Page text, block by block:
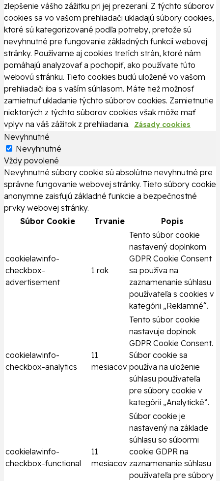
zlepšenie vášho zážitku pri jej prezeraní. Z týchto súborov
cookies sa vo vašom prehliadači ukladajú súbory cookies,
ktoré sú kategorizované podľa potreby, pretože sú
nevyhnutné pre fungovanie základných funkcií webovej
stránky. Používame aj cookies tretích strán, ktoré nám
pomáhajú analyzovať a pochopiť, ako používate túto
webovú stránku. Tieto cookies budú uložené vo vašom
prehliadači iba s vaším súhlasom. Máte tiež možnosť
zamietnuť ukladanie týchto súborov cookies. Zamietnutie
niektorých z týchto súborov cookies však môže mať
vplyv na váš zážitok z prehliadania.
Zásady cookies
Nevyhnutné
Nevyhnutné
Vždy povolené
Nevyhnutné súbory cookie sú absolútne nevyhnutné pre
správne fungovanie webovej stránky. Tieto súbory cookie
anonymne zaisťujú základné funkcie a bezpečnostné
prvky webovej stránky.
Súbor Cookie
Trvanie Popis
cookielawinfo-
checkbox-
advertisement
1 rok
Tento súbor cookie
nastavený doplnkom
GDPR Cookie Consent
sa používa na
zaznamenanie súhlasu
používateľa s cookies v
kategórii „Reklamné“.
cookielawinfo-
checkbox-analytics
11
mesiacov
Tento súbor cookie
nastavuje doplnok
GDPR Cookie Consent.
Súbor cookie sa
používa na uloženie
súhlasu používateľa
pre súbory cookie v
kategórii „Analytické“.
cookielawinfo-
checkbox-functional
11
mesiacov
Súbor cookie je
nastavený na základe
súhlasu so súbormi
cookie GDPR na
zaznamenanie súhlasu
používateľa pre súbory